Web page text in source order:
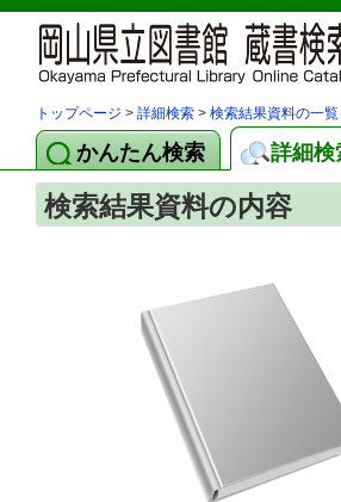
トップページ > 詳細検索 > 検索結果資料の一覧
かんたん検索 詳細検
検索結果資料の内容